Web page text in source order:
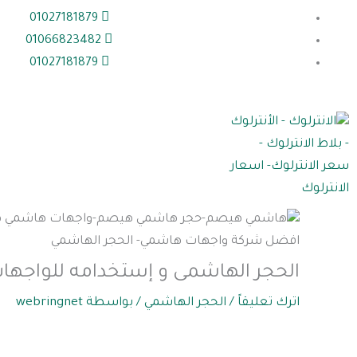
01027181879
01066823482
01027181879
الحجر الهاشمى و إستخدامه
اترك تعليقاً / الحجر الهاشمي / بواسطة webringnet